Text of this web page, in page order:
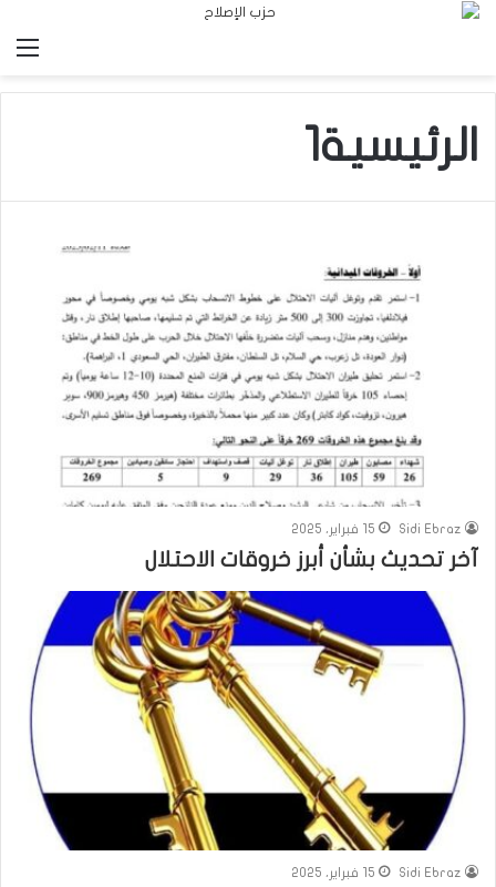
الرئيسية1
Sidi Ebraz 15 فبراير، 2025
آخر تحديث بشأن أبرز خروقات الاحتلال
Sidi Ebraz 15 فبراير، 2025